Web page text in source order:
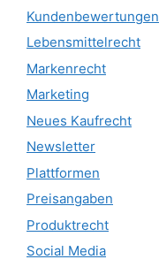
Kundenbewertungen
Lebensmittelrecht
Markenrecht
Marketing
Neues Kaufrecht
Newsletter
Plattformen
Preisangaben
Produktrecht
Social Media